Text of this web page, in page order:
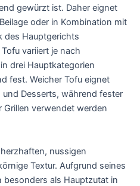
gewürzt ist. Daher eignet
oder in Kombination mit
des Hauptgerichts
variiert je nach
drei Hauptkategorien
fest. Weicher Tofu eignet
und Desserts, während fester
Grillen verwendet werden
nussigen
Textur. Aufgrund seines
besonders als Hauptzutat in